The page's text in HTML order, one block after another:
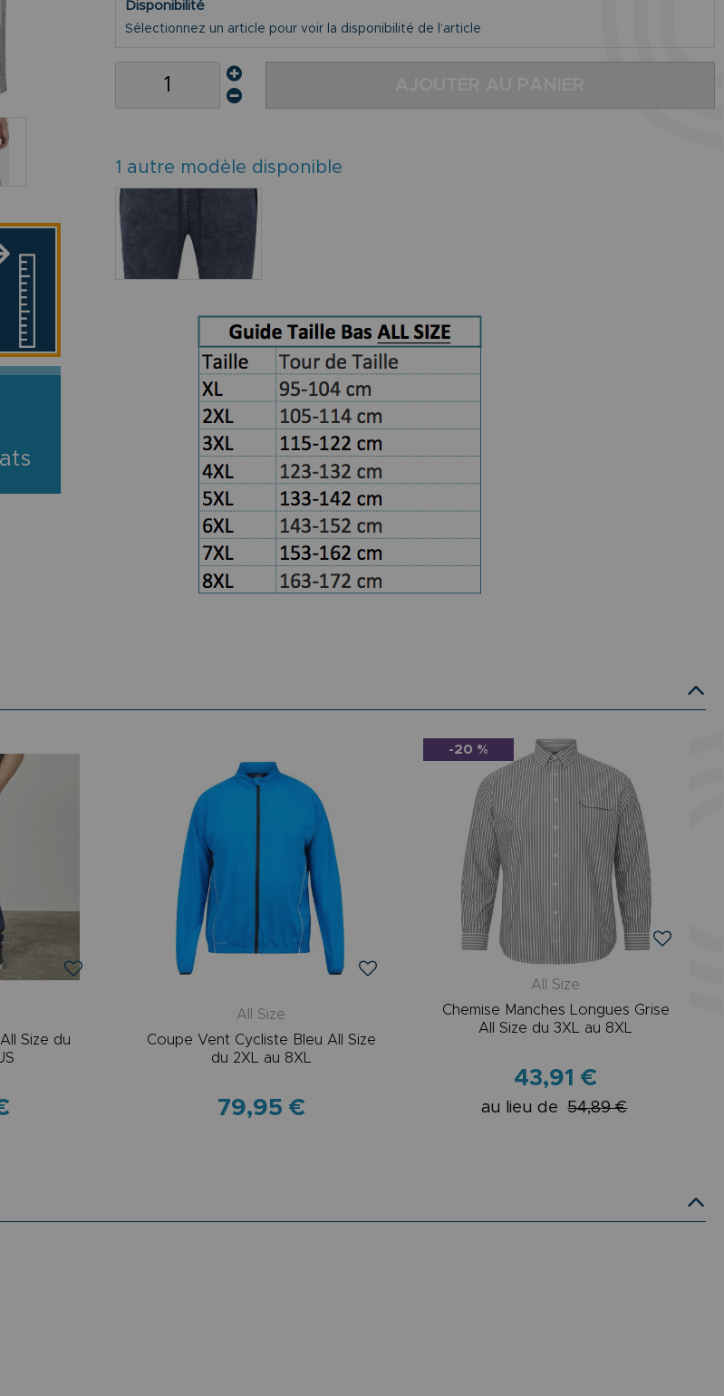
Disponibilité
Sélectionnez un article pour voir la disponibilité de l’article
1 autre modèle disponible
Size du
All Size
Coupe Vent Cycliste Bleu All Size
du 2XL au 8XL
79,95 €
-20 %
All Size
Chemise Manches Longues Grise
All Size du 3XL au 8XL
43,91 €
au lieu de 54,89 €